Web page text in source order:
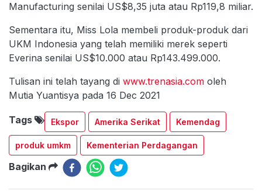
Manufacturing senilai US$8,35 juta atau Rp119,8 miliar.
Sementara itu, Miss Lola membeli produk-produk dari
UKM Indonesia yang telah memiliki merek seperti
Everina senilai US$10.000 atau Rp143.499.000.
Tulisan ini telah tayang di www.trenasia.com oleh
Mutia Yuantisya pada 16 Dec 2021
Tags Ekspor Amerika Serikat Kemendag
produk umkm Kementerian Perdagangan
Bagikan